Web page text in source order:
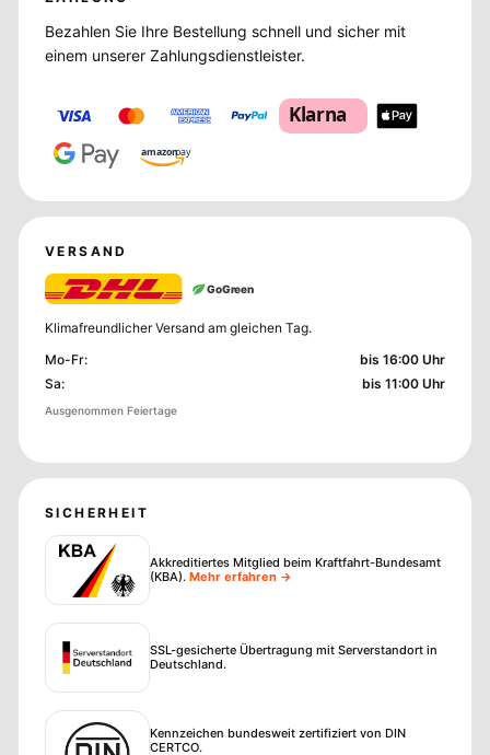
Bezahlen Sie Ihre Bestellung schnell und sicher mit
einem unserer Zahlungsdienstleister.
Klarna
amazonpay
VERSAND
GoGreen
Klimafreundlicher Versand am gleichen Tag.
Mo-Fr:
bis 16:00 Uhr
Sa: bis 11:00 Uhr
Ausgenommen Feiertage
SICHERHEIT
Akkreditiertes Mitglied beim Kraftfahrt-Bundesamt
(KBA). Mehr erfahren →
SSL-gesicherte Übertragung mit Serverstandort in
Deutschland.
Kennzeichen bundesweit zertifiziert von DIN
CERTCO.